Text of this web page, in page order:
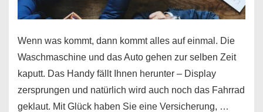
Wenn was kommt, dann kommt alles auf einmal. Die
Waschmaschine und das Auto gehen zur selben Zeit
kaputt. Das Handy fällt Ihnen herunter – Display
zersprungen und natürlich wird auch noch das Fahrrad
geklaut. Mit Glück haben Sie eine Versicherung, …